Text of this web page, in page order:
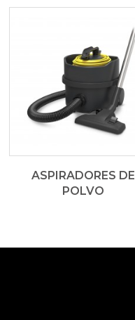
ASPIRADORES DE
POLVO